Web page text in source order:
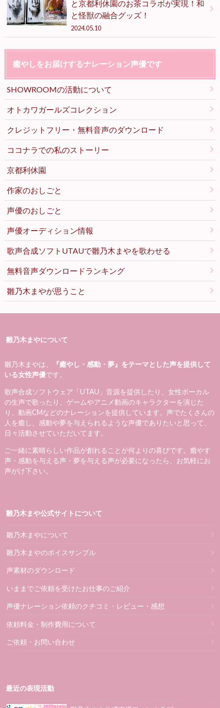
と京都利休園のお茶コラボが実現！和
と怪獣の融合グッズ！
2024.05.10
癒やしをお届けするナレーション声優です
SHOWROOMの活動について
オトカワガールズコレクション
クレジットフリー・無料音声のダウンロード
ココナラでの私のストーリー
京都利休園
作家のおしごと
声優のおしごと
声優オーディション情報
歌声合成ソフトUTAUで雛乃木まやを歌わせる
無料音声ダウンロードランキング
雛乃木まやが思うこと
雛乃木まやについて
雛乃木まやは、
『癒やし・感動・夢』をテーマとした声を提供して
いる女性声優です。
歌声合成ソフトウェア「UTAU」音源を提供したり、女性ボーカル
の生声で歌ったり、ゲームやアニメ動画のキャラクターを演じた
り、動画CMなどのナレーションを提供しています。声でたくさんの
人を癒し、感動や夢を与えられるような声優でありたいと思って、
日々活動させていただいてます。
ご一緒に素晴らしい作品が創れることが何よりの喜びです。癒やす
声・感動を与える声・夢を与える声が必要になったら、お気軽にお
声がけ下さい。
雛乃木まや公式サイトについて
雛乃木まやについて
雛乃木まやのボイスサンプル
声素材のダウンロード
いままでご依頼を受けたお仕事のご紹介
声優ナレーション依頼のクチコミ・レビュー・感想
依頼料金・制作費用について
ご依頼・お問い合わせ
最近の表現活動